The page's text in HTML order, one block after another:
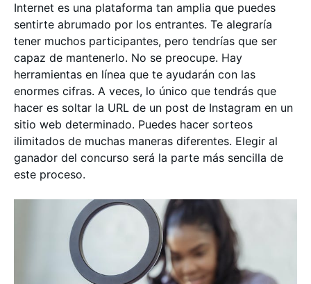
Internet es una plataforma tan amplia que puedes
sentirte abrumado por los entrantes. Te alegraría
tener muchos participantes, pero tendrías que ser
capaz de mantenerlo. No se preocupe. Hay
herramientas en línea que te ayudarán con las
enormes cifras. A veces, lo único que tendrás que
hacer es soltar la URL de un post de Instagram en un
sitio web determinado. Puedes hacer sorteos
ilimitados de muchas maneras diferentes. Elegir al
ganador del concurso será la parte más sencilla de
este proceso.